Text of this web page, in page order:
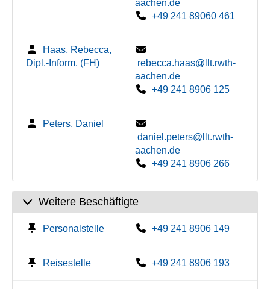
aachen.de
+49 241 89060 461
Haas, Rebecca,
Dipl.-Inform. (FH)
rebecca.haas@llt.rwth-
aachen.de
+49 241 8906 125
Peters, Daniel
daniel.peters@llt.rwth-
aachen.de
+49 241 8906 266
Weitere Beschäftigte
Personalstelle +49 241 8906 149
Reisestelle +49 241 8906 193